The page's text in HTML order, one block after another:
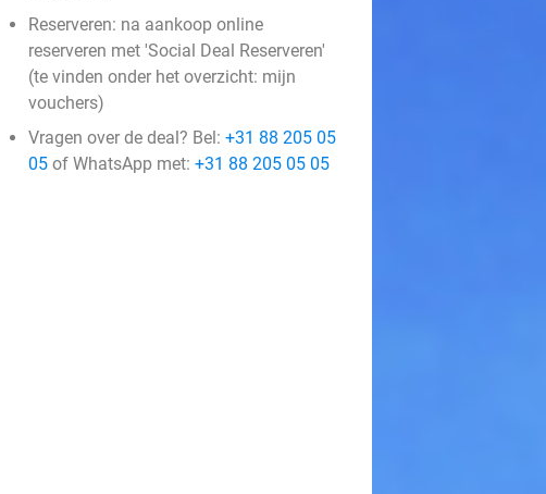
Reserveren: na aankoop online
reserveren met 'Social Deal Reserveren'
(te vinden onder het overzicht: mijn
vouchers)
Vragen over de deal? Bel: +31 88 205 05
05 of WhatsApp met: +31 88 205 05 05